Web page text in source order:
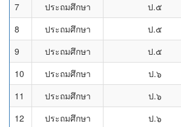
7
ประถมศึกษา ป.๕
8
ประถมศึกษา ป.๕
9
ประถมศึกษา ป.๕
10
ประถมศึกษา ป.๖
11
ประถมศึกษา ป.๖
12
ประถมศึกษา ป.๖